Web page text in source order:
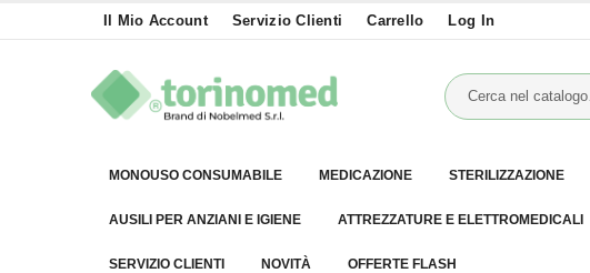
Il Mio Account Servizio Clienti Carrello Log In
MONOUSO CONSUMABILE MEDICAZIONE STERILIZZAZIONE
AUSILI PER ANZIANI E IGIENE ATTREZZATURE E ELETTROMEDICALI
SERVIZIO CLIENTI NOVITÀ OFFERTE FLASH